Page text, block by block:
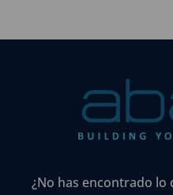
¿No has encontrado lo